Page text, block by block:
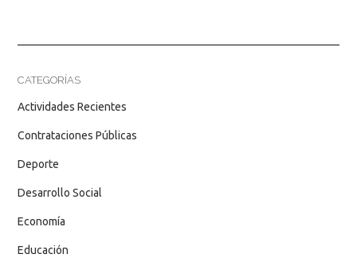
CATEGORÍAS
Actividades Recientes
Contrataciones Públicas
Deporte
Desarrollo Social
Economía
Educación